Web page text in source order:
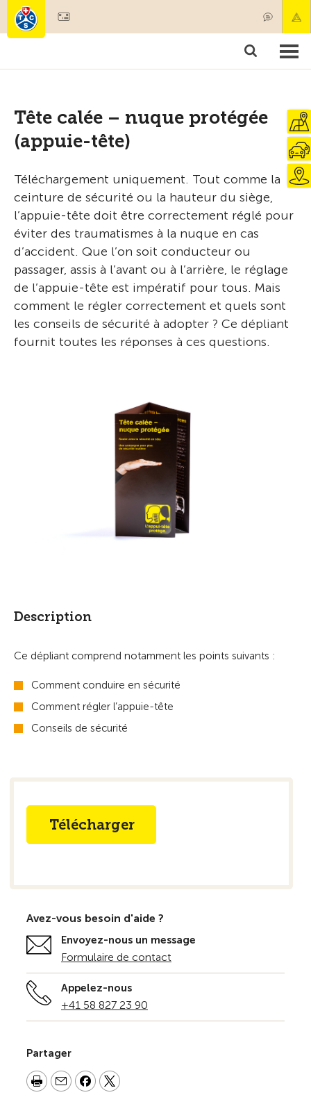
Produits & services
Tête calée – nuque protégée
(appuie-tête)
Téléchargement uniquement. Tout comme la
ceinture de sécurité ou la hauteur du siège,
l’appuie-tête doit être correctement réglé pour
éviter des traumatismes à la nuque en cas
d’accident. Que l’on soit conducteur ou
passager, assis à l’avant ou à l’arrière, le réglage
de l’appuie-tête est impératif pour tous. Mais
comment le régler correctement et quels sont
les conseils de sécurité à adopter ? Ce dépliant
fournit toutes les réponses à ces questions.
Description
Ce dépliant comprend notamment les points suivants :
Comment conduire en sécurité
Comment régler l’appuie-tête
Conseils de sécurité
Télécharger
Avez-vous besoin d'aide ?
Envoyez-nous un message
Formulaire de contact
Appelez-nous
+41 58 827 23 90
Partager